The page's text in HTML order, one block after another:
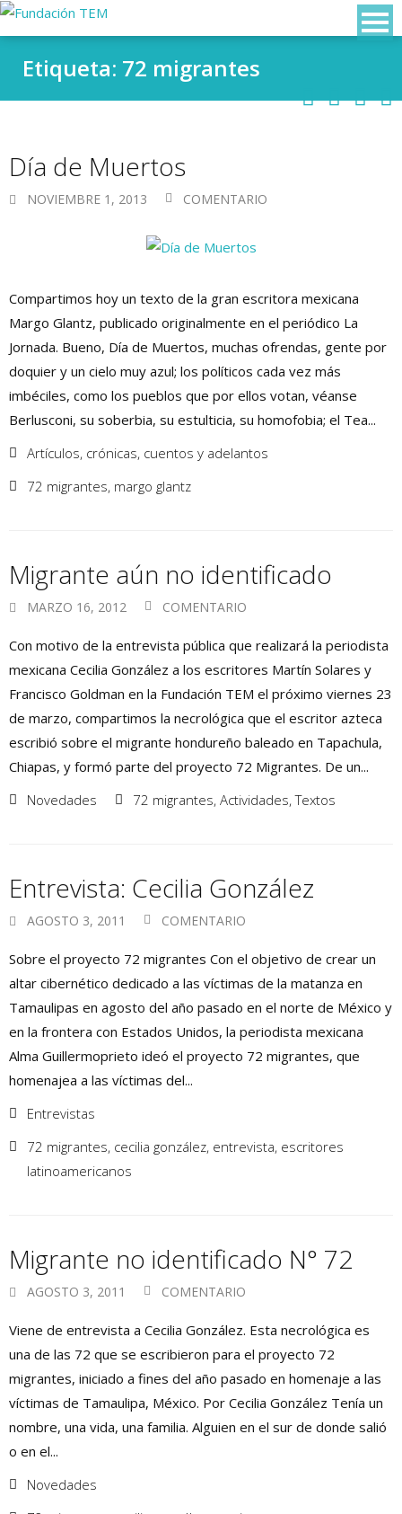
Etiqueta: 72 migrantes
Día de Muertos
NOVIEMBRE 1, 2013 COMENTARIO
Compartimos hoy un texto de la gran escritora mexicana
Margo Glantz, publicado originalmente en el periódico La
Jornada. Bueno, Día de Muertos, muchas ofrendas, gente por
doquier y un cielo muy azul; los políticos cada vez más
imbéciles, como los pueblos que por ellos votan, véanse
Berlusconi, su soberbia, su estulticia, su homofobia; el Tea...
Artículos, crónicas, cuentos y adelantos
72 migrantes, margo glantz
Migrante aún no identificado
MARZO 16, 2012 COMENTARIO
Con motivo de la entrevista pública que realizará la periodista
mexicana Cecilia González a los escritores Martín Solares y
Francisco Goldman en la Fundación TEM el próximo viernes 23
de marzo, compartimos la necrológica que el escritor azteca
escribió sobre el migrante hondureño baleado en Tapachula,
Chiapas, y formó parte del proyecto 72 Migrantes. De un...
Novedades
72 migrantes, Actividades,Textos
Entrevista: Cecilia González
AGOSTO 3, 2011 COMENTARIO
Sobre el proyecto 72 migrantes Con el objetivo de crear un
altar cibernético dedicado a las víctimas de la matanza en
Tamaulipas en agosto del año pasado en el norte de México y
en la frontera con Estados Unidos, la periodista mexicana
Alma Guillermoprieto ideó el proyecto 72 migrantes, que
homenajea a las víctimas del...
Entrevistas
72 migrantes, cecilia gonzález, entrevista, escritores
latinoamericanos
Migrante no identificado N° 72
AGOSTO 3, 2011 COMENTARIO
Viene de entrevista a Cecilia González. Esta necrológica es
una de las 72 que se escribieron para el proyecto 72
migrantes, iniciado a fines del año pasado en homenaje a las
víctimas de Tamaulipa, México. Por Cecilia González Tenía un
nombre, una vida, una familia. Alguien en el sur de donde salió
o en el...
Novedades